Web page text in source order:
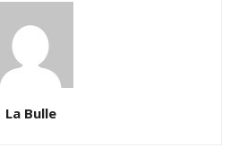
La Bulle